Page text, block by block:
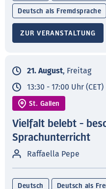
Deutsch als Fremdsprache
ZUR VERANSTALTUNG
21. August, Freitag
13:30 - 17:00 Uhr (CET)
St. Gallen
Vielfalt belebt -
Sprachunterricht
Raffaella Pepe
Deutsch Deutsch als